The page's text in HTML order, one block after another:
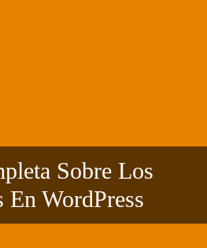
Sobre Los
En WordPress